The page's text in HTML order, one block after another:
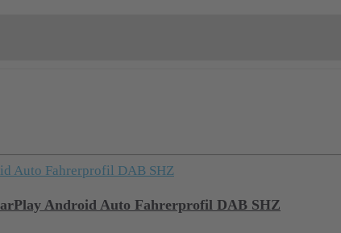
Android Auto Fahrerprofil DAB SHZ